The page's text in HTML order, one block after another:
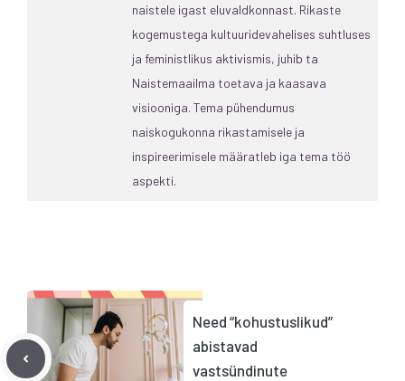
naistele igast eluvaldkonnast. Rikaste
kogemustega kultuuridevahelises suhtluses
ja feministlikus aktivismis, juhib ta
Naistemaailma toetava ja kaasava
visiooniga. Tema pühendumus
naiskogukonna rikastamisele ja
inspireerimisele määratleb iga tema töö
aspekti.
Need “kohustuslikud”
abistavad
vastsündinute